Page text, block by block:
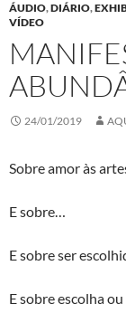
CONTEÚDO
ÁUDIO,DIÁRIO,
VÍDEO
24/01/2019
Sobre amor às
E sobre…
E sobre ser
E sobre escolha